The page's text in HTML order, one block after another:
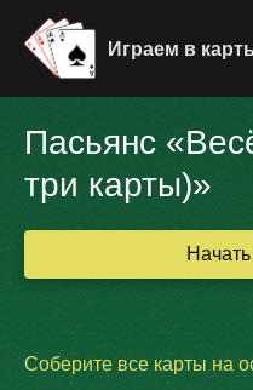
Играем в
Пасьянс
три карты)»
Соберите все карты на